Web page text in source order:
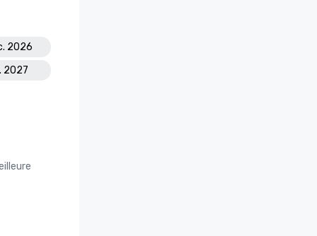
2026
2027